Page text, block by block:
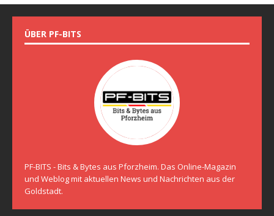
ÜBER PF-BITS
PF-BITS - Bits & Bytes aus Pforzheim. Das Online-Magazin
und Weblog mit aktuellen News und Nachrichten aus der
Goldstadt.